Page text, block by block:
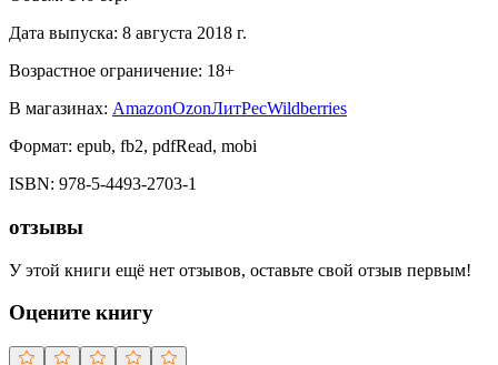
Дата выпуска: 8 августа 2018 г.
Возрастное ограничение: 18+
В магазинах: AmazonOzonЛитРесWildberries
Формат: epub, fb2, pdfRead, mobi
ISBN: 978-5-4493-2703-1
отзывы
У этой книги ещё нет отзывов, оставьте свой отзыв первым!
Оцените книгу